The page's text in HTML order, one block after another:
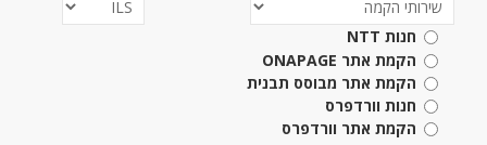
חנות NTT
הקמת אתר ONAPAGE
הקמת אתר מבוסס תבנית
חנות וורדפרס
הקמת אתר וורדפרס